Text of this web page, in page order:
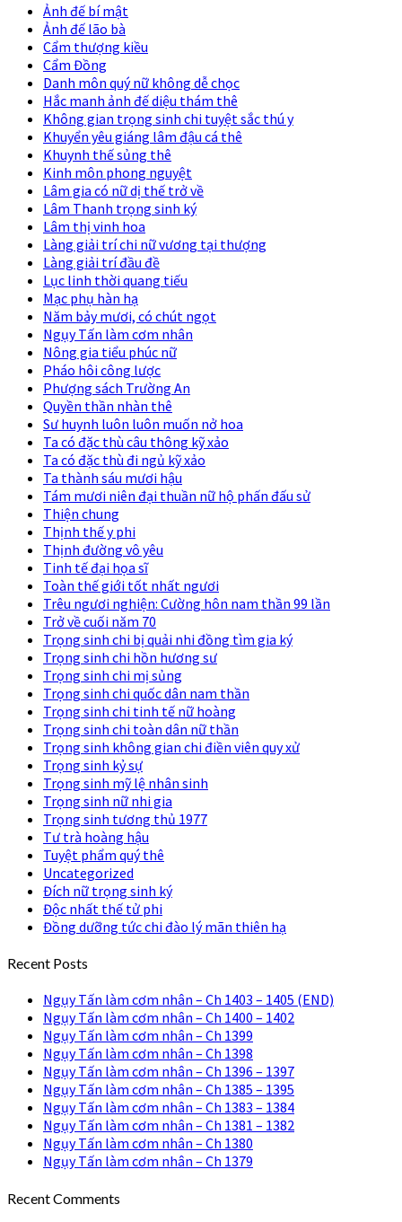
Ảnh đế bí mật
Ảnh đế lão bà
Cẩm thượng kiều
Cẩm Đồng
Danh môn quý nữ không dễ chọc
Hắc manh ảnh đế diệu thám thê
Không gian trọng sinh chi tuyệt sắc thú y
Khuyển yêu giáng lâm đậu cá thê
Khuynh thế sủng thê
Kinh môn phong nguyệt
Lâm gia có nữ dị thế trở về
Lâm Thanh trọng sinh ký
Lâm thị vinh hoa
Làng giải trí chi nữ vương tại thượng
Làng giải trí đầu đề
Lục linh thời quang tiếu
Mạc phụ hàn hạ
Năm bảy mươi, có chút ngọt
Ngụy Tấn làm cơm nhân
Nông gia tiểu phúc nữ
Pháo hôi công lược
Phượng sách Trường An
Quyền thần nhàn thê
Sư huynh luôn luôn muốn nở hoa
Ta có đặc thù câu thông kỹ xảo
Ta có đặc thù đi ngủ kỹ xảo
Ta thành sáu mươi hậu
Tám mươi niên đại thuần nữ hộ phấn đấu sử
Thiện chung
Thịnh thế y phi
Thịnh đường vô yêu
Tinh tế đại họa sĩ
Toàn thế giới tốt nhất ngươi
Trêu ngươi nghiện: Cường hôn nam thần 99 lần
Trở về cuối năm 70
Trọng sinh chi bị quải nhi đồng tìm gia ký
Trọng sinh chi hồn hương sư
Trọng sinh chi mị sủng
Trọng sinh chi quốc dân nam thần
Trọng sinh chi tinh tế nữ hoàng
Trọng sinh chi toàn dân nữ thần
Trọng sinh không gian chi điền viên quy xử
Trọng sinh kỷ sự
Trọng sinh mỹ lệ nhân sinh
Trọng sinh nữ nhi gia
Trọng sinh tương thủ 1977
Tư trà hoàng hậu
Tuyệt phẩm quý thê
Uncategorized
Đích nữ trọng sinh ký
Độc nhất thế tử phi
Đồng dưỡng tức chi đào lý mãn thiên hạ
Recent Posts
Ngụy Tấn làm cơm nhân – Ch 1403 – 1405 (END)
Ngụy Tấn làm cơm nhân – Ch 1400 – 1402
Ngụy Tấn làm cơm nhân – Ch 1399
Ngụy Tấn làm cơm nhân – Ch 1398
Ngụy Tấn làm cơm nhân – Ch 1396 – 1397
Ngụy Tấn làm cơm nhân – Ch 1385 – 1395
Ngụy Tấn làm cơm nhân – Ch 1383 – 1384
Ngụy Tấn làm cơm nhân – Ch 1381 – 1382
Ngụy Tấn làm cơm nhân – Ch 1380
Ngụy Tấn làm cơm nhân – Ch 1379
Recent Comments